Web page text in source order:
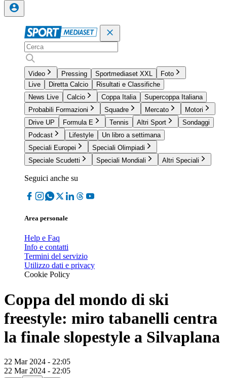
Video Pressing Sportmediaset XXL
Foto
Live
Diretta Calcio
Risultati e Classifiche
News Live
Calcio Coppa Italia
Supercoppa Italiana
Probabili Formazioni
Squadre Mercato
Motori
Drive UP
Formula E Tennis Altri Sport
Sondaggi
Podcast
Lifestyle
Un libro a settimana
Speciali Europei
Speciali Olimpiadi
Speciale Scudetti
Speciali Mondiali Altri Speciali
Seguici anche su
Area personale
Help e Faq
Info e contatti
Termini del servizio
Utilizzo dati e privacy
Cookie Policy
Coppa del mondo di ski
freestyle: miro tabanelli centra
la finale slopestyle a Silvaplana
22 Mar 2024 - 22:05
22 Mar 2024 - 22:05